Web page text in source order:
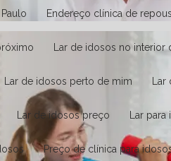
Endereço clínica de
Lar de idosos no interior
Lar de idosos perto de mim
Lar de idosos preço Lar
Preço de clínica para